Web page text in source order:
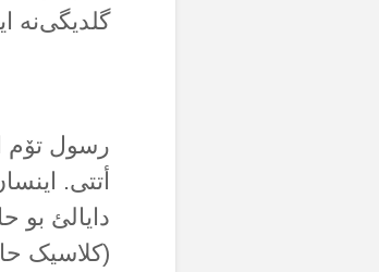
گلدیگی‌نە
رسول تۆم
أتتی.
دایالئ بو